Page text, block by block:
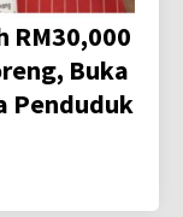
RM30,000
Buka
Penduduk